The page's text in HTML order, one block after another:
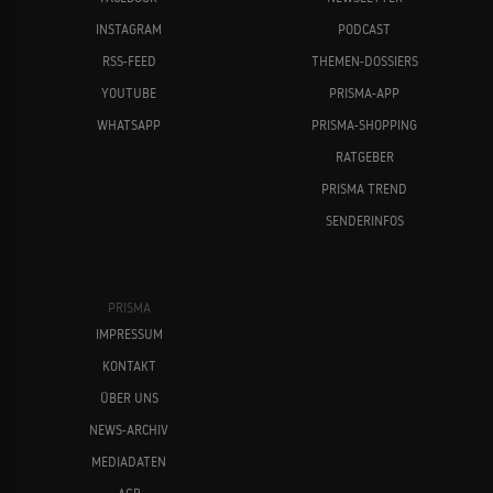
INSTAGRAM
RSS-FEED
YOUTUBE
WHATSAPP
PODCAST
THEMEN-DOSSIERS
PRISMA-APP
PRISMA-SHOPPING
RATGEBER
PRISMA TREND
SENDERINFOS
PRISMA
IMPRESSUM
KONTAKT
ÜBER UNS
NEWS-ARCHIV
MEDIADATEN